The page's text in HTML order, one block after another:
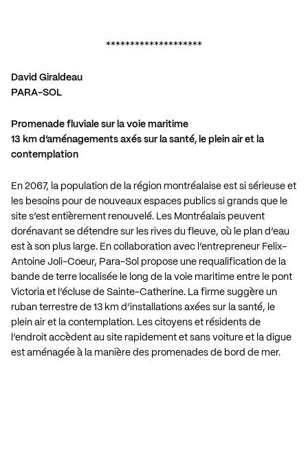
********************
David Giraldeau
PARA-SOL
Promenade fluviale sur la voie maritime
13 km d’aménagements axés sur la santé, le plein air et la
contemplation
En 2067, la population de la région montréalaise est si sérieuse et
les besoins pour de nouveaux espaces publics si grands que le
site s’est entièrement renouvelé. Les Montréalais peuvent
dorénavant se détendre sur les rives du fleuve, où le plan d’eau
est à son plus large. En collaboration avec l’entrepreneur Felix-
Antoine Joli-Coeur, Para-Sol propose une requalification de la
bande de terre localisée le long de la voie maritime entre le pont
Victoria et l’écluse de Sainte-Catherine. La firme suggère un
ruban terrestre de 13 km d’installations axées sur la santé, le
plein air et la contemplation. Les citoyens et résidents de
l’endroit accèdent au site rapidement et sans voiture et la digue
est aménagée à la manière des promenades de bord de mer.